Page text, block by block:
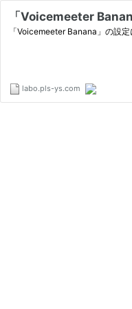
「Voicemeeter
「Voicemeeter Banana」の設
labo.pls-ys.com